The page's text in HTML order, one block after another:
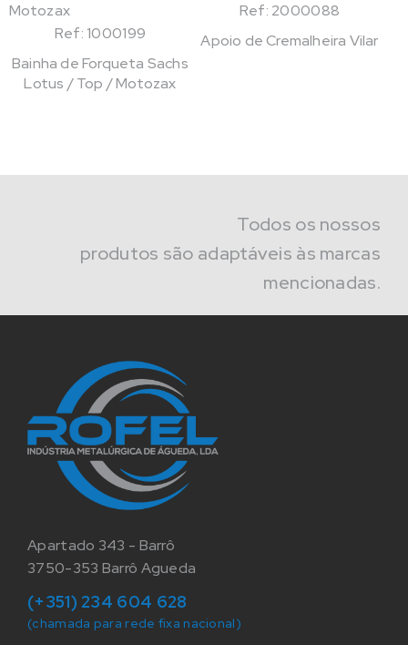
Ref: 1000199
Bainha de Forqueta Sachs
Lotus / Top / Motozax
Ref: 2000088
Apoio de Cremalheira Vilar
Todos os nossos
produtos são adaptáveis às marcas
mencionadas.
Apartado 343 - Barrô
3750-353 Barrô Agueda
(+351) 234 604 628
(chamada para rede fixa nacional)